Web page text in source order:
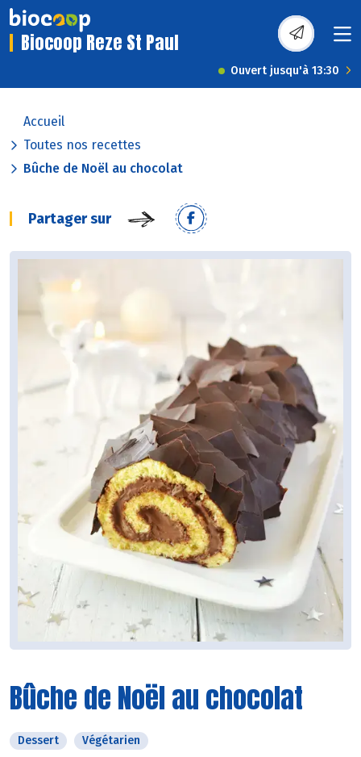
Biocoop Reze St Paul
Ouvert jusqu'à 13:30
Accueil
Toutes nos recettes
Bûche de Noël au chocolat
Partager sur
Bûche de Noël au chocolat
Dessert Végétarien